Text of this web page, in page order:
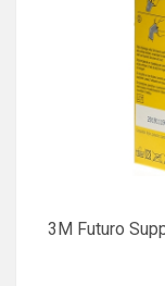
3M Futuro